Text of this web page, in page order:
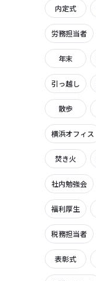
内定式
労務担当者
年末
引っ越し
散歩
横浜オフィス
焚き火
社内勉強会
福利厚生
税務担当者
表彰式